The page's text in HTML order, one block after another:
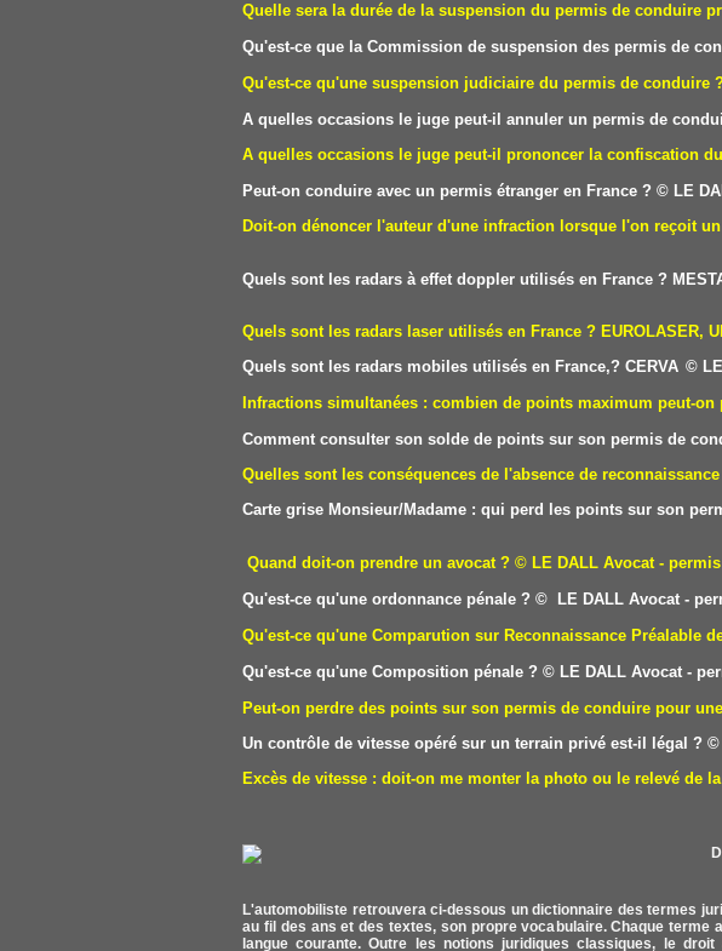
Quelle sera la durée de la suspension du permis de conduire
Qu'est-ce que la Commission de suspension des permis de
Qu'est-ce qu'une suspension judiciaire du permis de conduire ?
A quelles occasions le juge peut-il annuler un permis de
A quelles occasions le juge peut-il prononcer la confiscation
Peut-on conduire avec un permis étranger en France ? © LE
Doit-on dénoncer l'auteur d'une infraction lorsque l'on reçoit
Quels sont les radars à effet doppler utilisés en France ?
Quels sont les radars laser utilisés en France ? EUROLASER,
Quels sont les radars mobiles utilisés en France,? CERVA ©
Infractions simultanées : combien de points maximum peut-
Comment consulter son solde de points sur son permis de
Quelles sont les conséquences de l'absence de
Carte grise Monsieur/Madame : qui perd les points sur son
Quand doit-on prendre un avocat ? © LE DALL Avocat -
Qu'est-ce qu'une ordonnance pénale ? © LE DALL Avocat -
Qu'est-ce qu'une Comparution sur Reconnaissance Préalable
Qu'est-ce qu'une Composition pénale ? © LE DALL Avocat -
Peut-on perdre des points sur son permis de conduire pour
Un contrôle de vitesse opéré sur un terrain privé est-il légal ? ©
Excès de vitesse : doit-on me monter la photo ou le relevé de
L'automobiliste retrouvera ci-dessous un dictionnaire des termes
au fil des ans et des textes, son propre vocabulaire. Chaque
langue courante. Outre les notions juridiques classiques, le